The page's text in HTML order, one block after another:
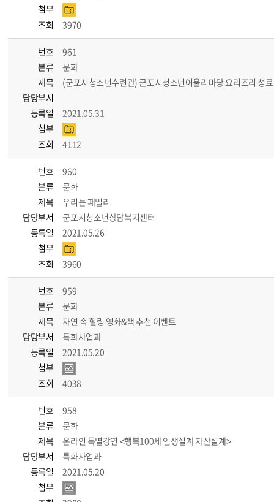
첨부
조회
3970
번호
961
분류
문화
제목
(군포시청소년수련관) 군포시청소년어울리마당 요리조리 성료
담당부서
등록일
2021.05.31
첨부
조회
4112
번호
960
분류
문화
제목
우리는 패밀리
담당부서
군포시청소년상담복지센터
등록일
2021.05.26
첨부
조회
3960
번호
959
분류
문화
제목
자연 속 힐링 영화&책 추천 이벤트
담당부서
특화사업과
등록일
2021.05.20
첨부
조회
4038
번호
958
분류
문화
제목
온라인 특별강연 <행복100세 인생설계 자산설계>
담당부서
특화사업과
등록일
2021.05.20
첨부